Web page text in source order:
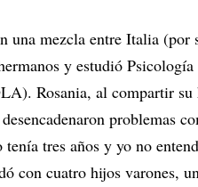
una mezcla entre Italia
y estudió
Rosania, al compartir
problemas
tres años y yo no
con cuatro hijos varones,